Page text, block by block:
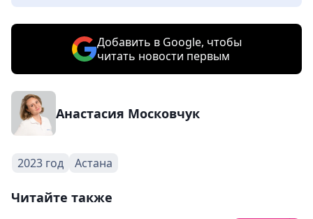
Добавить в Google, чтобы
читать новости первым
Анастасия Московчук
2023 год Астана
Читайте также